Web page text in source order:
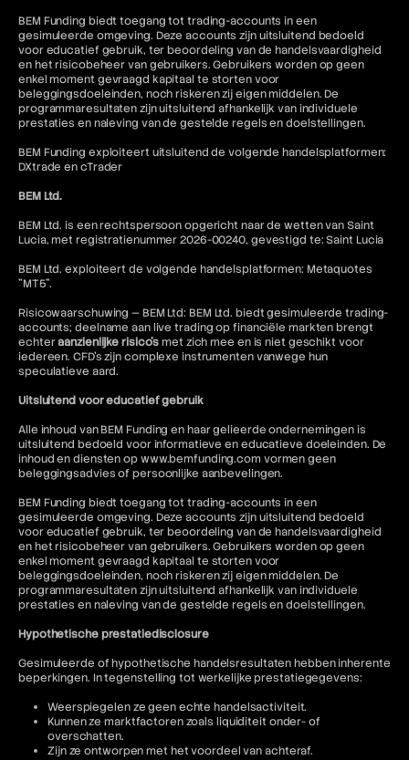
BEM Funding biedt toegang tot trading-accounts in een
gesimuleerde omgeving. Deze accounts zijn uitsluitend bedoeld
voor educatief gebruik, ter beoordeling van de handelsvaardigheid
en het risicobeheer van gebruikers. Gebruikers worden op geen
enkel moment gevraagd kapitaal te storten voor
beleggingsdoeleinden, noch riskeren zij eigen middelen. De
programmaresultaten zijn uitsluitend afhankelijk van individuele
prestaties en naleving van de gestelde regels en doelstellingen.
BEM Funding exploiteert uitsluitend de volgende handelsplatformen:
DXtrade en cTrader
BEM Ltd.
BEM Ltd. is een rechtspersoon opgericht naar de wetten van Saint
Lucia, met registratienummer 2026-00240, gevestigd te: Saint Lucia
BEM Ltd. exploiteert de volgende handelsplatformen: Metaquotes
"MT5".
Risicowaarschuwing — BEM Ltd: BEM Ltd. biedt gesimuleerde trading-
accounts; deelname aan live trading op financiële markten brengt
echteraanzienlijke risico'smet zich mee en is niet geschikt voor
iedereen. CFD's zijn complexe instrumenten vanwege hun
speculatieve aard.
Uitsluitend voor educatief gebruik
Alle inhoud van BEM Funding en haar gelieerde ondernemingen is
uitsluitend bedoeld voor informatieve en educatieve doeleinden. De
inhoud en diensten op www.bemfunding.com vormen geen
beleggingsadvies of persoonlijke aanbevelingen.
BEM Funding biedt toegang tot trading-accounts in een
gesimuleerde omgeving. Deze accounts zijn uitsluitend bedoeld
voor educatief gebruik, ter beoordeling van de handelsvaardigheid
en het risicobeheer van gebruikers. Gebruikers worden op geen
enkel moment gevraagd kapitaal te storten voor
beleggingsdoeleinden, noch riskeren zij eigen middelen. De
programmaresultaten zijn uitsluitend afhankelijk van individuele
prestaties en naleving van de gestelde regels en doelstellingen.
Hypothetische prestatiedisclosure
Gesimuleerde of hypothetische handelsresultaten hebben inherente
beperkingen. In tegenstelling tot werkelijke prestatiegegevens:
Weerspiegelen ze geen echte handelsactiviteit.
Kunnen ze marktfactoren zoals liquiditeit onder- of
overschatten.
Zijn ze ontworpen met het voordeel van achteraf.